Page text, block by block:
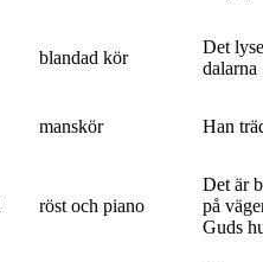
blandad kör
Det
dalarna
manskör Han
röst och piano
Det är
på
Guds